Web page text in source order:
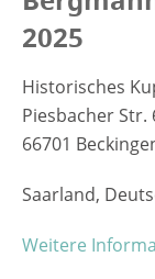
2025
Historisches
Piesbacher Str.
66701
Saarland,
Weitere